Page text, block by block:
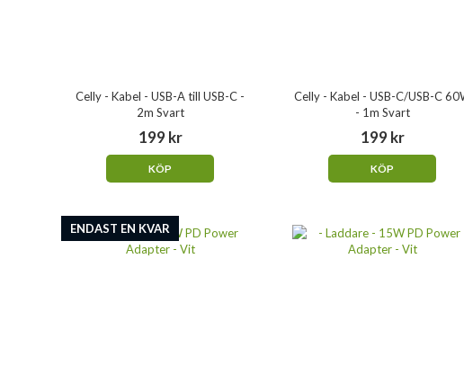
Celly - Kabel - USB-A till USB-C -
2m Svart
199 kr
KÖP
Celly - Kabel - USB-C/USB-C
- 1m Svart
199 kr
KÖP
ENDAST EN KVAR